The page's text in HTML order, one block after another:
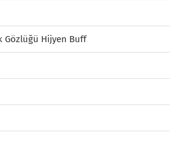
Gözlüğü Hijyen Buff